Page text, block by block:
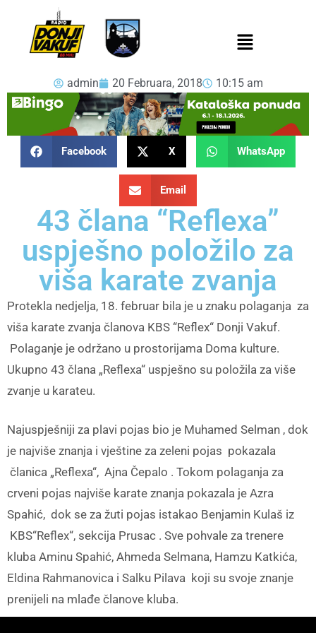
admin 20 Februara, 2018 10:15 am
Facebook X WhatsApp
Email
43 člana “Reflexa”
uspješno položilo za
viša karate zvanja
Protekla nedjelja, 18. februar bila je u znaku polaganja za
viša karate zvanja članova KBS “Reflex“ Donji Vakuf.
Polaganje je održano u prostorijama Doma kulture.
Ukupno 43 člana „Reflexa“ uspješno su položila za više
zvanje u karateu.
Najuspješniji za plavi pojas bio je Muhamed Selman , dok
je najviše znanja i vještine za zeleni pojas pokazala
članica „Reflexa“, Ajna Čepalo . Tokom polaganja za
crveni pojas najviše karate znanja pokazala je Azra
Spahić, dok se za žuti pojas istakao Benjamin Kulaš iz
KBS“Reflex“, sekcija Prusac . Sve pohvale za trenere
kluba Aminu Spahić, Ahmeda Selmana, Hamzu Katkića,
Eldina Rahmanovica i Salku Pilava koji su svoje znanje
prenijeli na mlađe članove kluba.